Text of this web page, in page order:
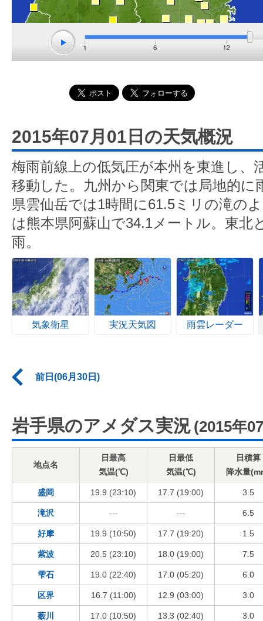
2015年07月01日の天気概況
梅雨前線上の低気圧が本州を東進し、
移動した。九州から関東では局地的に
県雲仙岳では1時間に61.5ミリの滝の
は熊本県阿蘇山で34.1メートル。東北
雨。
気象衛星 実況天気図 雨雲レーダー
前日(06月30日)
岩手県のアメダス実況 (2015年
地点名
日最高
気温(℃)
日最低
気温(℃)
日積算
降水量
盛岡 19.9 (23:10) 17.7 (19:00) 3.5
滝沢 --- --- 6.5
好摩 19.9 (10:50) 17.7 (19:20) 1.5
紫波 20.5 (23:10) 18.0 (19:00) 7.5
雫石 19.0 (22:40) 17.0 (05:20) 6.0
区界 16.7 (11:00) 12.9 (03:00) 3.0
薮川 17.0 (10:50) 13.3 (02:40) 3.0